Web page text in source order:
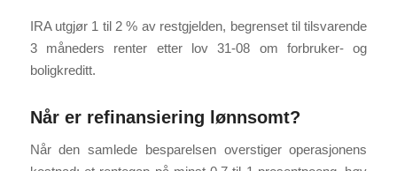
IRA utgjør 1 til 2 % av restgjelden, begrenset til tilsvarende
3 måneders renter etter lov 31-08 om forbruker- og
boligkreditt.
Når er refinansiering lønnsomt?
Når den samlede besparelsen overstiger operasjonens